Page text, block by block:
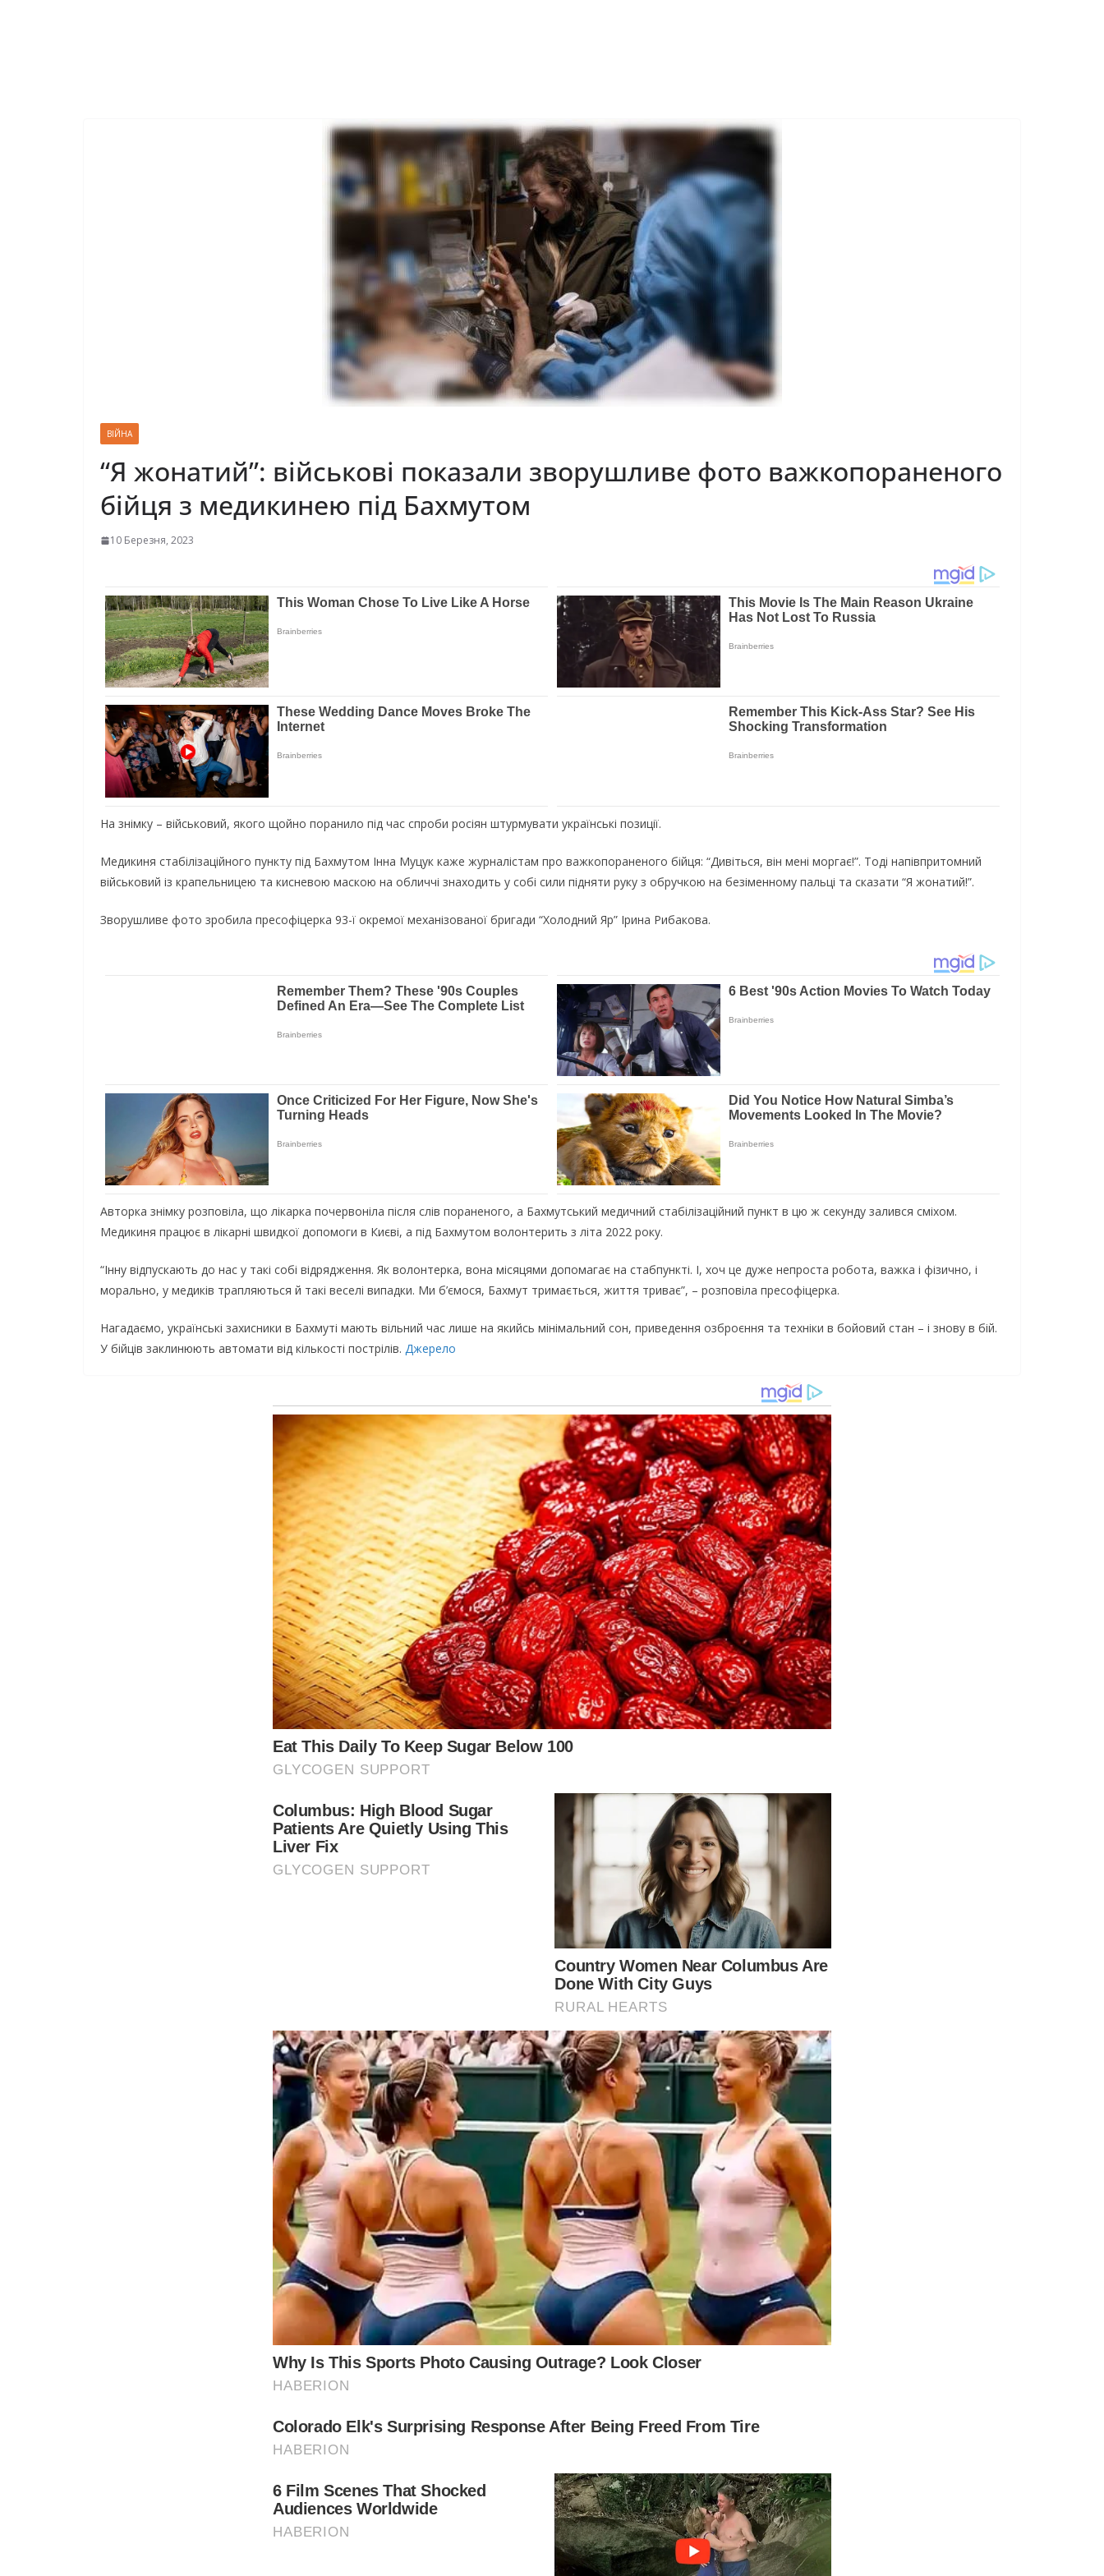
ВІЙНА
“Я жонатий”: військові показали зворушливе фото важкопораненого
бійця з медикинею під Бахмутом
10 Березня, 2023
На знімку – військовий, якого щойно поранило під час спроби росіян штурмувати українські позиції.
Медикиня стабілізаційного пункту під Бахмутом Інна Муцук каже журналістам про важкопораненого бійця: “Дивіться, він мені моргає!”. Тоді напівпритомний
військовий із крапельницею та кисневою маскою на обличчі знаходить у собі сили підняти руку з обручкою на безіменному пальці та сказати “Я жонатий!”.
Зворушливе фото зробила пресофіцерка 93-ї окремої механізованої бригади “Холодний Яр” Ірина Рибакова.
Авторка знімку розповіла, що лікарка почервоніла після слів пораненого, а Бахмутський медичний стабілізаційний пункт в цю ж секунду залився сміхом.
Медикиня працює в лікарні швидкої допомоги в Києві, а під Бахмутом волонтерить з літа 2022 року.
“Інну відпускають до нас у такі собі відрядження. Як волонтерка, вона місяцями допомагає на стабпункті. І, хоч це дуже непроста робота, важка і фізично, і
морально, у медиків трапляються й такі веселі випадки. Ми б’ємося, Бахмут тримається, життя триває”, – розповіла пресофіцерка.
Нагадаємо, українські захисники в Бахмуті мають вільний час лише на якийсь мінімальний сон, приведення озброєння та техніки в бойовий стан – і знову в бій.
У бійців заклинюють автомати від кількості пострілів. Джерело